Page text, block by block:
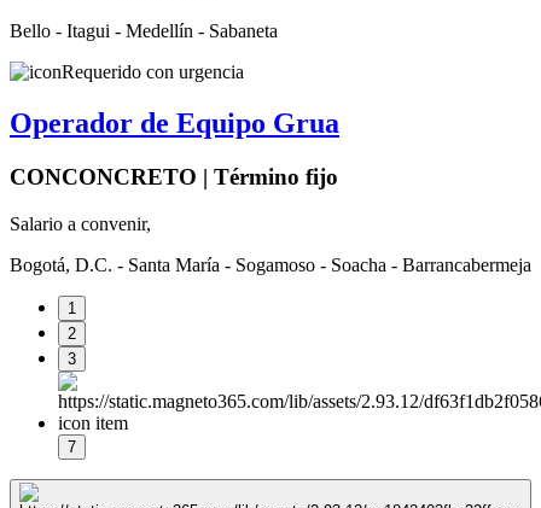
Bello - Itagui - Medellín - Sabaneta
Requerido con urgencia
Operador de Equipo Grua
CONCONCRETO | Término fijo
Salario a convenir,
Bogotá, D.C. - Santa María - Sogamoso - Soacha - Barrancabermeja
1
2
3
7